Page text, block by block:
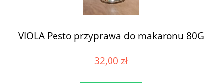
VIOLA Pesto przyprawa do makaronu 80G
32,00 zł